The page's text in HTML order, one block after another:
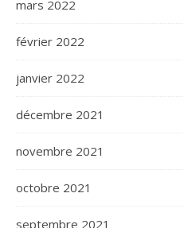
mars 2022
février 2022
janvier 2022
décembre 2021
novembre 2021
octobre 2021
septembre 2021